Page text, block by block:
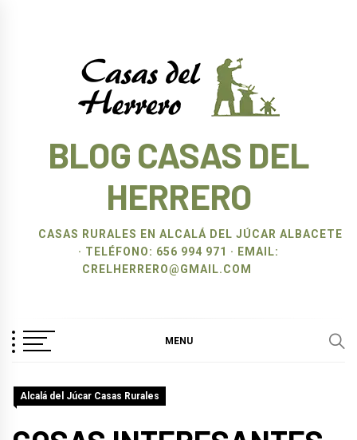
BLOG CASAS DEL
HERRERO
CASAS RURALES EN ALCALÁ DEL JÚCAR ALBACETE
· TELÉFONO: 656 994 971 · EMAIL:
CRELHERRERO@GMAIL.COM
MENU
Alcalá del Júcar Casas Rurales